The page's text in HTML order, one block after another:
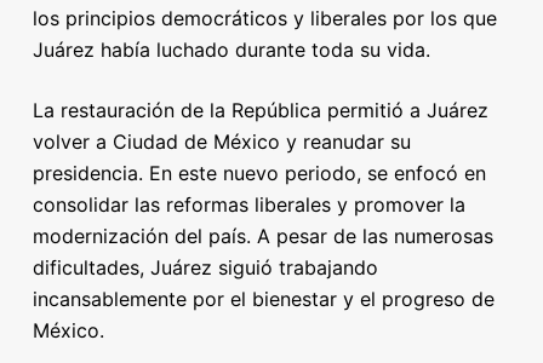
los principios democráticos y liberales por los que
Juárez había luchado durante toda su vida.
La restauración de la República permitió a Juárez
volver a Ciudad de México y reanudar su
presidencia. En este nuevo periodo, se enfocó en
consolidar las reformas liberales y promover la
modernización del país. A pesar de las numerosas
dificultades, Juárez siguió trabajando
incansablemente por el bienestar y el progreso de
México.